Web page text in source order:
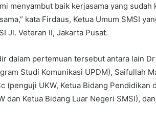
menyambut baik kerjasama yang
kata Firdaus, Ketua Umum SMSI
Jl. Veteran II, Jakarta Pusat.
dalam pertemuan tersebut antara lain
Studi Komunikasi UPDM), Saifullah
(penguji UKW, Ketua Bidang Pendidikan
dan Ketua Bidang Luar Negeri SMSI),